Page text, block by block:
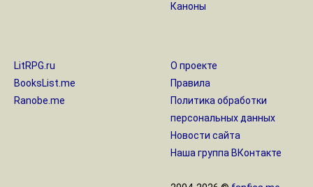
Каноны
LitRPG.ru
BooksList.me
Ranobe.me
О проекте
Правила
Политика обработки
персональных данных
Новости сайта
Наша группа ВКонтакте